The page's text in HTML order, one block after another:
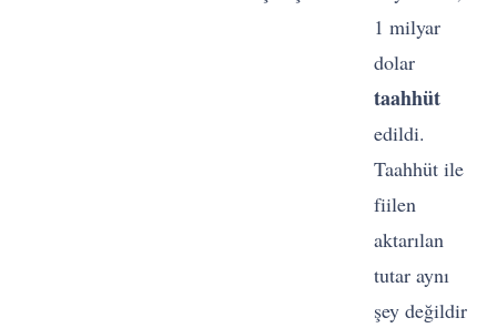
1 milyar
dolar
taahhüt
edildi.
Taahhüt ile
fiilen
aktarılan
tutar aynı
şey değildir